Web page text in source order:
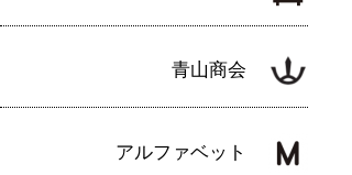
青山商会
アルファベット